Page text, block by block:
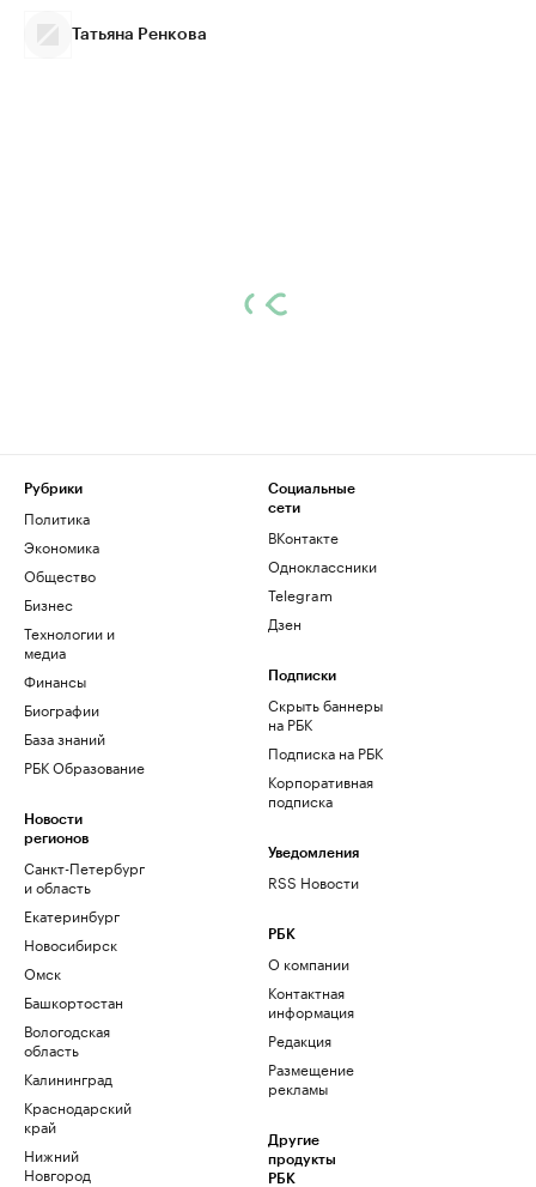
Татьяна Ренкова
Рубрики
Политика
Экономика
Общество
Бизнес
Технологии и
медиа
Финансы
Биографии
База знаний
РБК Образование
Новости
регионов
Санкт-Петербург
и область
Екатеринбург
Новосибирск
Омск
Башкортостан
Вологодская
область
Калининград
Краснодарский
край
Нижний
Новгород
Социальные
сети
ВКонтакте
Одноклассники
Telegram
Дзен
Подписки
Скрыть баннеры
на РБК
Подписка на РБК
Корпоративная
подписка
Уведомления
RSS Новости
РБК
О компании
Контактная
информация
Редакция
Размещение
рекламы
Другие
продукты
РБК